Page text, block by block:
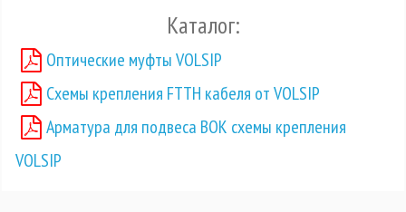
Каталог:
Оптические муфты VOLSIP
Схемы крепления FTTH кабеля от VOLSIP
Арматура для подвеса ВОК схемы крепления
VOLSIP